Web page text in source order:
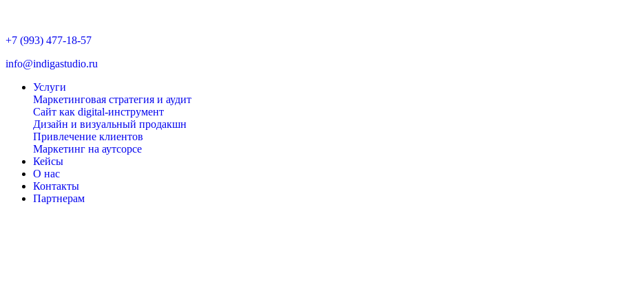
+7 (993) 477-18-57
info@indigastudio.ru
Услуги
Маркетинговая стратегия и аудит
Сайт как digital-инструмент
Дизайн и визуальный продакшн
Привлечение клиентов
Маркетинг на аутсорсе
Кейсы
О нас
Контакты
Партнерам